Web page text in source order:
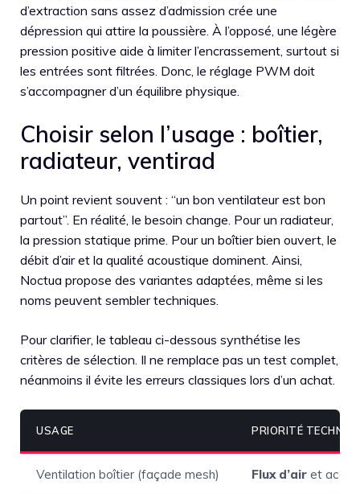
d’extraction sans assez d’admission crée une
dépression qui attire la poussière. À l’opposé, une légère
pression positive aide à limiter l’encrassement, surtout si
les entrées sont filtrées. Donc, le réglage PWM doit
s’accompagner d’un équilibre physique.
Choisir selon l’usage : boîtier,
radiateur, ventirad
Un point revient souvent : “un bon ventilateur est bon
partout”. En réalité, le besoin change. Pour un radiateur,
la pression statique prime. Pour un boîtier bien ouvert, le
débit d’air et la qualité acoustique dominent. Ainsi,
Noctua propose des variantes adaptées, même si les
noms peuvent sembler techniques.
Pour clarifier, le tableau ci-dessous synthétise les
critères de sélection. Il ne remplace pas un test complet,
néanmoins il évite les erreurs classiques lors d’un achat.
USAGE PRIORITÉ
Ventilation boîtier (façade mesh) Flux d’air et